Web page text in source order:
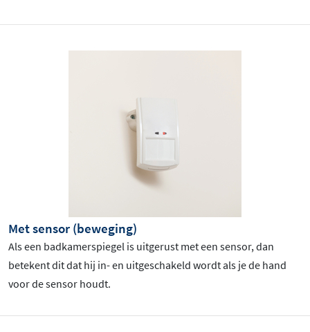
Met sensor (beweging)
Als een badkamerspiegel is uitgerust met een sensor, dan
betekent dit dat hij in- en uitgeschakeld wordt als je de hand
voor de sensor houdt.